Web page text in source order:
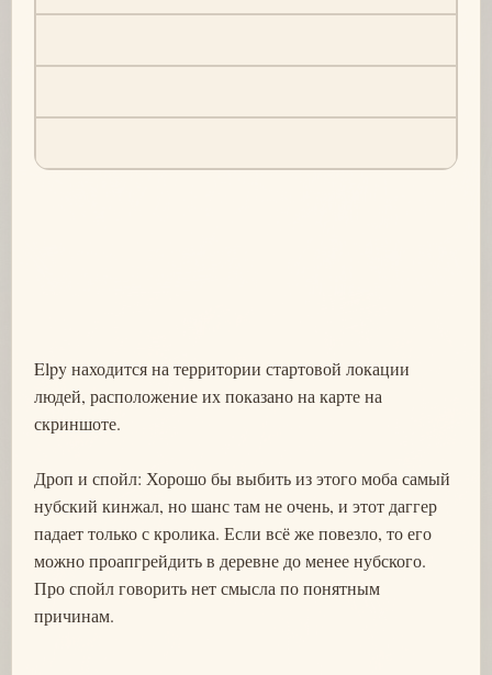
Elpy находится на территории стартовой локации
людей, расположение их показано на карте на
скриншоте.
Дроп и спойл: Хорошо бы выбить из этого моба самый
нубский кинжал, но шанс там не очень, и этот даггер
падает только с кролика. Если всё же повезло, то его
можно проапгрейдить в деревне до менее нубского.
Про спойл говорить нет смысла по понятным
причинам.